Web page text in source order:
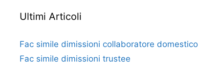
Ultimi Articoli
Fac simile dimissioni collaboratore domestico​​​
Fac simile dimissioni trustee​​​